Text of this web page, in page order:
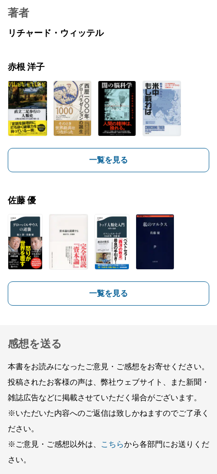
著者
リチャード・ウィッテル
赤根 洋子
一覧を見る
佐藤 優
一覧を見る
感想を送る
本書をお読みになったご意見・ご感想をお寄せください。
投稿されたお客様の声は、弊社ウェブサイト、また新聞・
雑誌広告などに掲載させていただく場合がございます。
※いただいた内容へのご返信は致しかねますのでご了承く
ださい。
※ご意見・ご感想以外は、
こちらから各部門にお送りくだ
さい。